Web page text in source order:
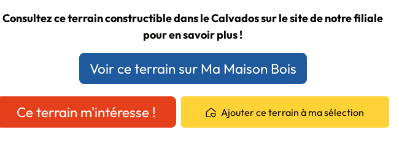
Consultez ce terrain constructible dans le Calvados sur le site de notre filiale
pour en savoir plus !
Voir ce terrain sur Ma Maison Bois
Ce terrain m'intéresse ! Ajouter ce terrain à ma sélection